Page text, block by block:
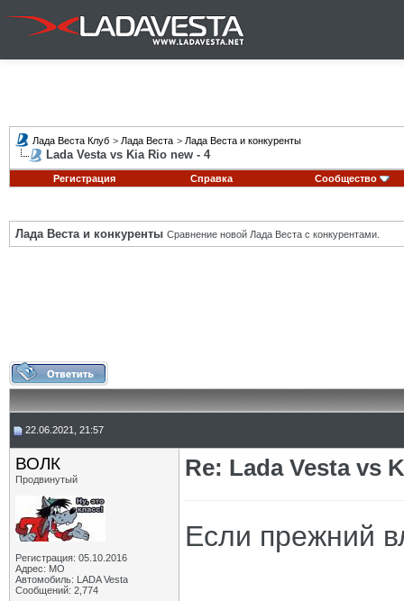
Лада Веста Клуб > Лада Веста > Лада Веста и конкуренты
Lada Vesta vs Kia Rio new - 4
Регистрация Справка Сообщество
Лада Веста и конкуренты Сравнение новой Лада Веста с конкурентами.
22.06.2021, 21:57
ВОЛК
Продвинутый
Регистрация: 05.10.2016
Адрес: МО
Автомобиль: LADA Vesta
Сообщений: 2,774
Re: Lada Vesta vs
Если прежний